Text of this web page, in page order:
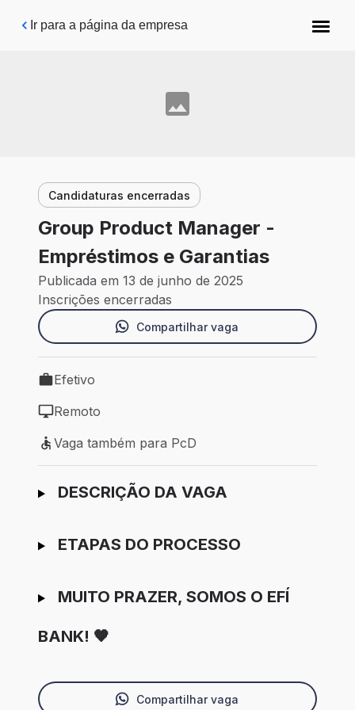
Pular para o conteúdo principal
Ir para a página da empresa
Candidaturas encerradas
Group Product Manager -
Empréstimos e Garantias
Publicada em 13 de junho de 2025
Inscrições encerradas
Compartilhar vaga
Tipo de vaga: Efetivo
Efetivo
Modelo de trabalho: Remoto
Remoto
Vaga também para PcD
Vaga também para PcD
Ir para candidatura
DESCRIÇÃO DA VAGA
ETAPAS DO PROCESSO
MUITO PRAZER, SOMOS O EFÍ
BANK! 🧡
Compartilhar vaga